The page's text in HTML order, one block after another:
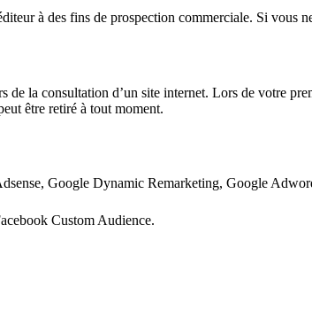
à des fins de prospection commerciale. Si vous
la consultation d’un site internet. Lors de votre
être retiré à tout moment.
Google Dynamic Remarketing, Google
Custom Audience.